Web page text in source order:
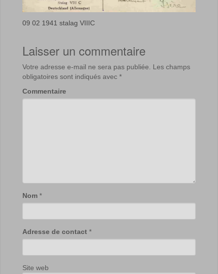
09 02 1941 stalag VIIIC
Laisser un commentaire
Votre adresse e-mail ne sera pas publiée.
Les champs
obligatoires sont indiqués avec *
Commentaire
Nom *
Adresse de contact *
Site web